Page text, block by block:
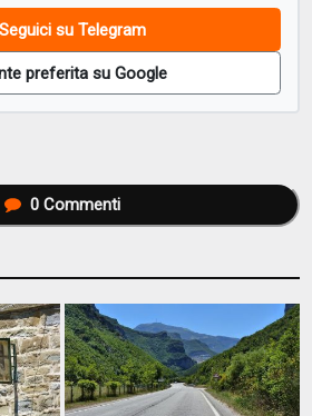
Seguici su Telegram
preferita su Google
0Commenti